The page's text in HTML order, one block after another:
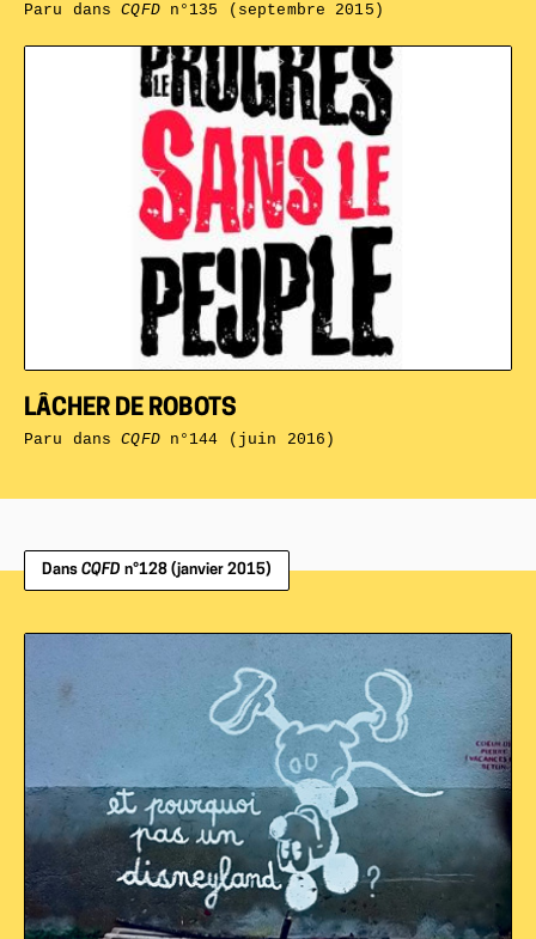
LÂCHER DE ROBOTS
Paru dansCQFDn°144 (juin 2016)
Paru dansCQFDn°135 (septembre 2015)
Dans CQFD n°128 (janvier 2015)